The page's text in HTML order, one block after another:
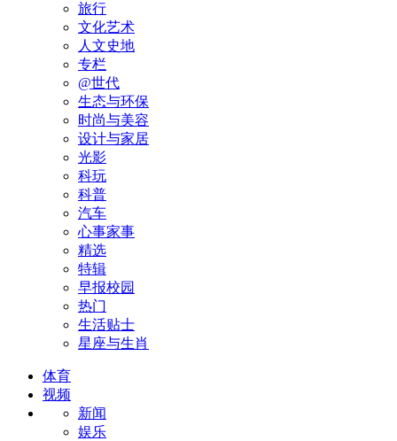
旅行
文化艺术
人文史地
专栏
@世代
生态与环保
时尚与美容
设计与家居
光影
科玩
科普
汽车
心事家事
精选
特辑
早报校园
热门
生活贴士
星座与生肖
体育
视频
新闻
娱乐